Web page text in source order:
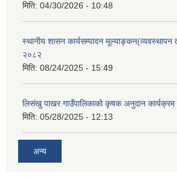
मिति: 04/30/2026 - 10:48
स्थानीय शासन कार्यसम्पादन मूल्याङ्कन(व्यवस्थापन
२०८२
मिति: 08/24/2025 - 15:49
लिसंखु पाखर गाउँपालिकाको कृषक अनुदान कार्यक्रम
मिति: 05/28/2025 - 12:13
अन्य